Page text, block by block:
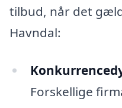
tilbud, når det
Havndal:
Forskellige